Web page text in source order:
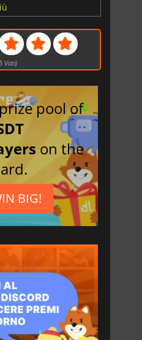
Voti)
pool of
on the
BIG!